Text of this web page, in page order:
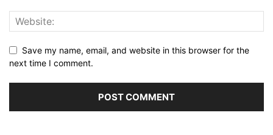
Save my name, email, and website in this browser for the
next time I comment.